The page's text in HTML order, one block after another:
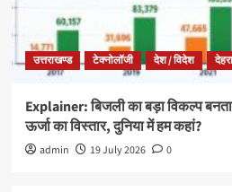
उत्तराखण्ड टेक्नोलॉजी देश / विदेश
Explainer: बिजली का बड़ा विकल्प
ऊर्जा का विस्तार, दुनिया में हम कहां?
admin 19 July 2026 0